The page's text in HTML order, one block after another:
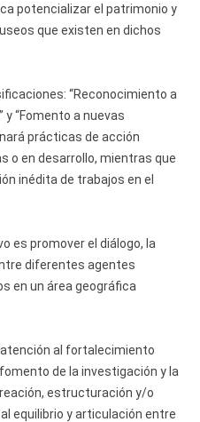
potencializar el patrimonio y
que existen en dichos
“Reconocimiento a
“Fomento a nuevas
prácticas de acción
o en desarrollo, mientras que
inédita de trabajos en el
es promover el diálogo, la
diferentes agentes
en un área geográfica
al fortalecimiento
de la investigación y la
estructuración y/o
equilibrio y articulación entre